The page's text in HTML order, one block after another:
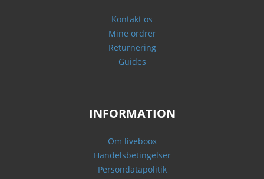
Kontakt os
Mine ordrer
Returnering
Guides
INFORMATION
Om liveboox
Handelsbetingelser
Persondatapolitik